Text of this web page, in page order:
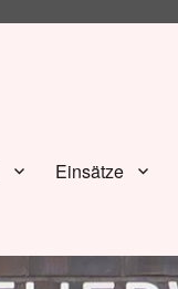
Einsätze